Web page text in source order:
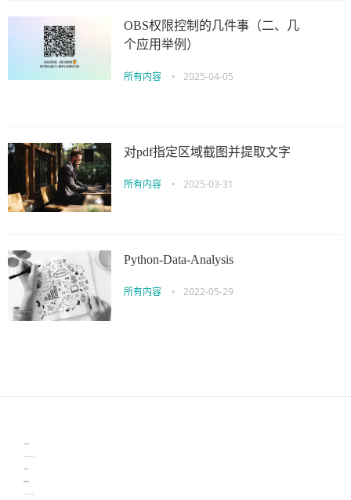
OBS权限控制的几件事（二、几
个应用举例）
所有内容 • 2025-04-05
对pdf指定区域截图并提取文字
所有内容 • 2025-03-31
Python-Data-Analysis
所有内容 • 2022-05-29